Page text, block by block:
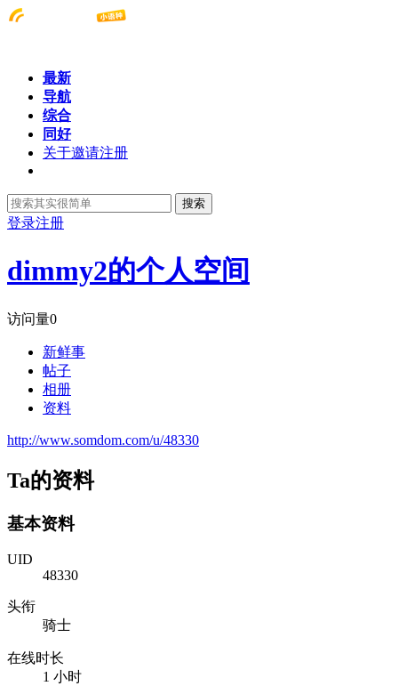
最新
导航
综合
同好
关于邀请注册
搜索
登录注册
dimmy2的个人空间
访问量0
新鲜事
帖子
相册
资料
http://www.somdom.com/u/48330
Ta的资料
基本资料
UID
48330
头衔
骑士
在线时长
1 小时